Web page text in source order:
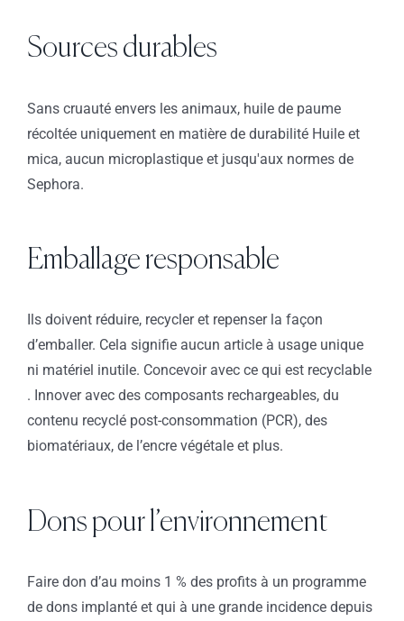
Sources durables
Sans cruauté envers les animaux, huile de paume
récoltée uniquement en matière de durabilité Huile et
mica, aucun microplastique et jusqu'aux normes de
Sephora.
Emballage responsable
Ils doivent réduire, recycler et repenser la façon
d’emballer. Cela signifie aucun article à usage unique
ni matériel inutile. Concevoir avec ce qui est recyclable
. Innover avec des composants rechargeables, du
contenu recyclé post-consommation (PCR), des
biomatériaux, de l’encre végétale et plus.
Dons pour l’environnement
Faire don d’au moins 1 % des profits à un programme
de dons implanté et qui à une grande incidence depuis